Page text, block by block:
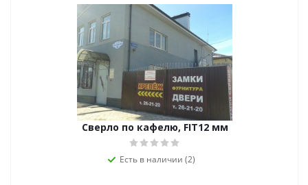
Сверло по кафелю, FIT12 мм
Есть в наличии (2)